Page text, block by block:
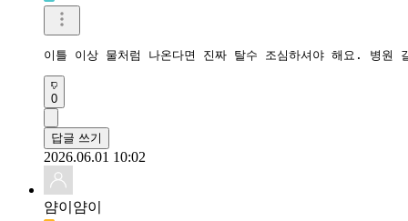
이틀 이상 물처럼 나온다면 진짜 탈수 조심하셔야 해요. 병원
0
답글 쓰기
2026.06.01 10:02
얌이얌이